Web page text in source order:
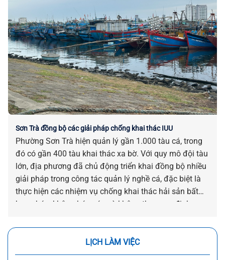
Sơn Trà đồng bộ các giải pháp chống khai thác IUU
Phường Sơn Trà hiện quản lý gần 1.000 tàu cá, trong
đó có gần 400 tàu khai thác xa bờ. Với quy mô đội tàu
lớn, địa phương đã chủ động triển khai đồng bộ nhiều
giải pháp trong công tác quản lý nghề cá, đặc biệt là
thực hiện các nhiệm vụ chống khai thác hải sản bất
hợp pháp, không báo cáo và không theo quy định
LỊCH LÀM VIỆC